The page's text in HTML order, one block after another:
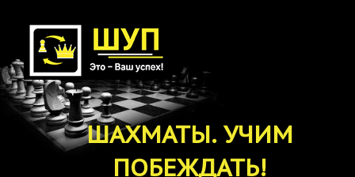
основному
содержанию
ШАХМАТЫ. УЧИМ
ПОБЕЖДАТЬ!